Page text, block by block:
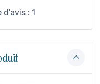
d'avis : 1